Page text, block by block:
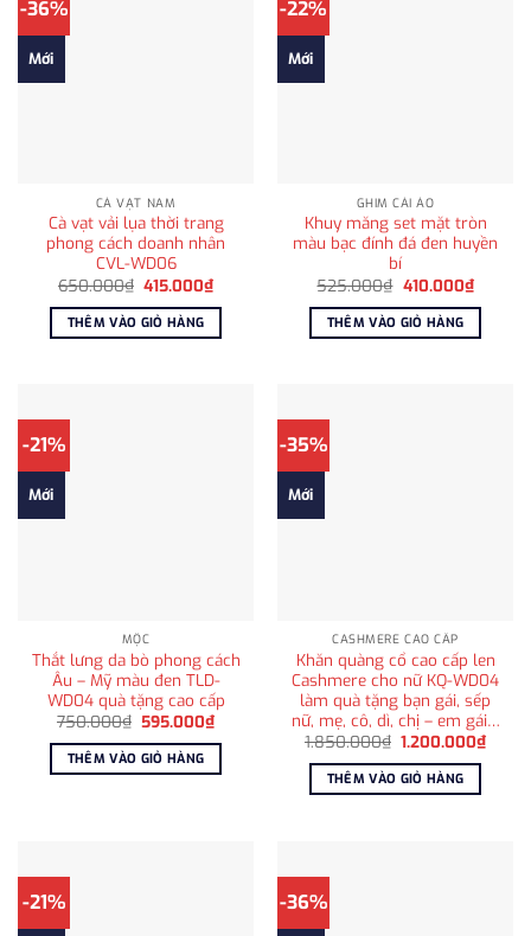
-36%
Mới
CÀ VẠT NAM
Cà vạt vải lụa thời trang
phong cách doanh nhân
CVL-WD06
650.000₫ Giá
là:
650.000₫.
415.000₫Giá
hiện
tại
415.000₫.
THÊM VÀO GIỎ HÀNG
-22%
Mới
GHIM CÀI ÁO
Khuy măng set mặt tròn
màu bạc đính đá đen huyền
bí
525.000₫ Giá
là:
525.000₫.
410.000₫Giá
hiện
tại
THÊM VÀO GIỎ HÀNG
-21%
Mới
MỘC
Thắt lưng da bò phong cách
Âu – Mỹ màu đen TLD-
WD04 quà tặng cao cấp
750.000₫ Giá
là:
750.000₫.
595.000₫Giá
tại
THÊM VÀO GIỎ HÀNG
-35%
Mới
CASHMERE CAO CẤP
Khăn quàng cổ cao cấp len
Cashmere cho nữ KQ-WD04
làm quà tặng bạn gái, sếp
nữ, mẹ, cô, dì, chị – em gái…
1.850.000₫ Giá
là:
1.850.000₫.
1.200.000₫Giá
THÊM VÀO GIỎ HÀNG
-21% -36%